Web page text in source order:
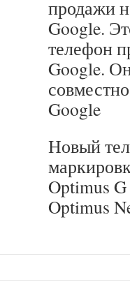
продажи
Google.
телефон
Google.
Google
Новый
Optimus
Optimus